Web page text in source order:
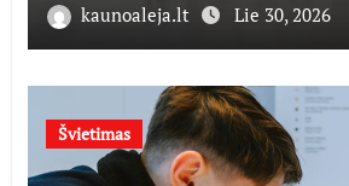
kaunoaleja.lt Lie 30, 2026
Švietimas